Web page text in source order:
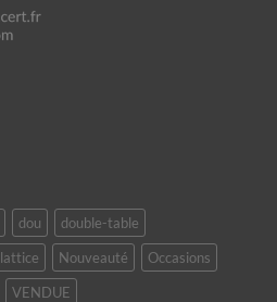
dou
double-table
lattice Nouveauté
Occasions
VENDUE